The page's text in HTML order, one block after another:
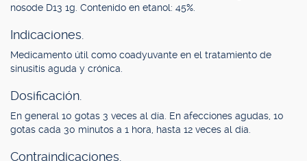
nosode D13 1g. Contenido en etanol: 45%.
Indicaciones.
Medicamento útil como coadyuvante en el tratamiento de
sinusitis aguda y crónica.
Dosificación.
En general 10 gotas 3 veces al día. En afecciones agudas, 10
gotas cada 30 minutos a 1 hora, hasta 12 veces al día.
Contraindicaciones.